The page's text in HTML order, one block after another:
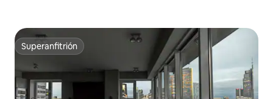
Superanfitrión
Superanfitrión